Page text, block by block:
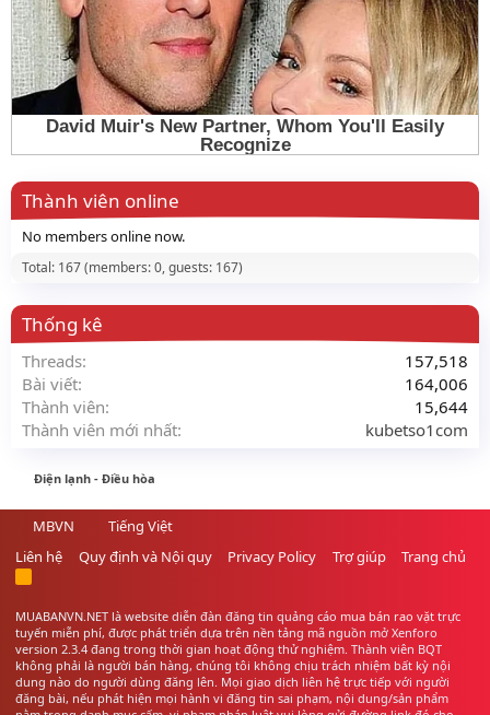
Thành viên online
No members online now.
Total: 167 (members: 0, guests: 167)
Thống kê
Threads
157,518
Bài viết
164,006
Thành viên
15,644
Thành viên mới nhất
kubetso1com
Điện lạnh - Điều hòa
MBVN
Tiếng Việt
Liên hệ
Quy định và Nội quy Privacy Policy Trợ giúp Trang chủ
R
MUABANVN.NET là website diễn đàn đăng tin quảng cáo mua bán rao vặt trực
tuyến miễn phí, được phát triển dựa trên nền tảng mã nguồn mở Xenforo
version 2.3.4 đang trong thời gian hoạt động thử nghiệm. Thành viên BQT
không phải là người bán hàng, chúng tôi không chịu trách nhiệm bất kỳ nội
dung nào do người dùng đăng lên. Mọi giao dịch liên hệ trực tiếp với người
đăng bài, nếu phát hiện mọi hành vi đăng tin sai phạm, nội dung/sản phẩm